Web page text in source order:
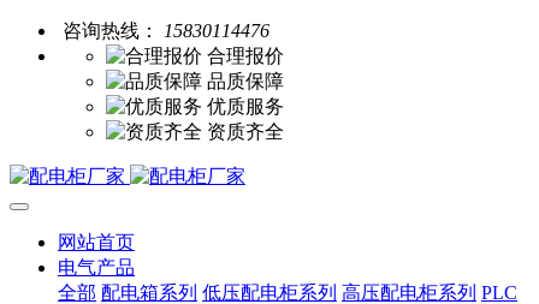
咨询热线：
15830114476
合理报价
品质保障
优质服务
资质齐全
网站首页
电气产品
全部 配电箱系列 低压配电柜系列 高压配电柜系列 PLC